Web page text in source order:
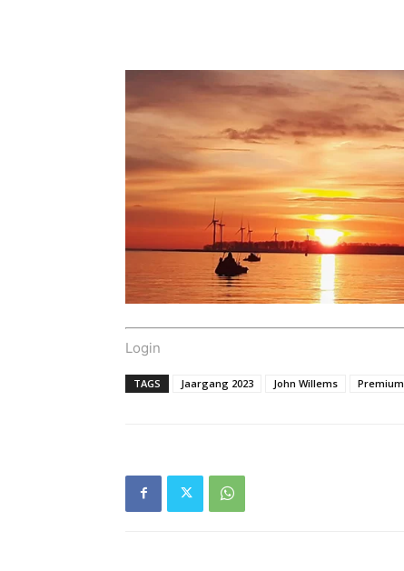
Login
TAGS Jaargang 2023 John Willems Premium